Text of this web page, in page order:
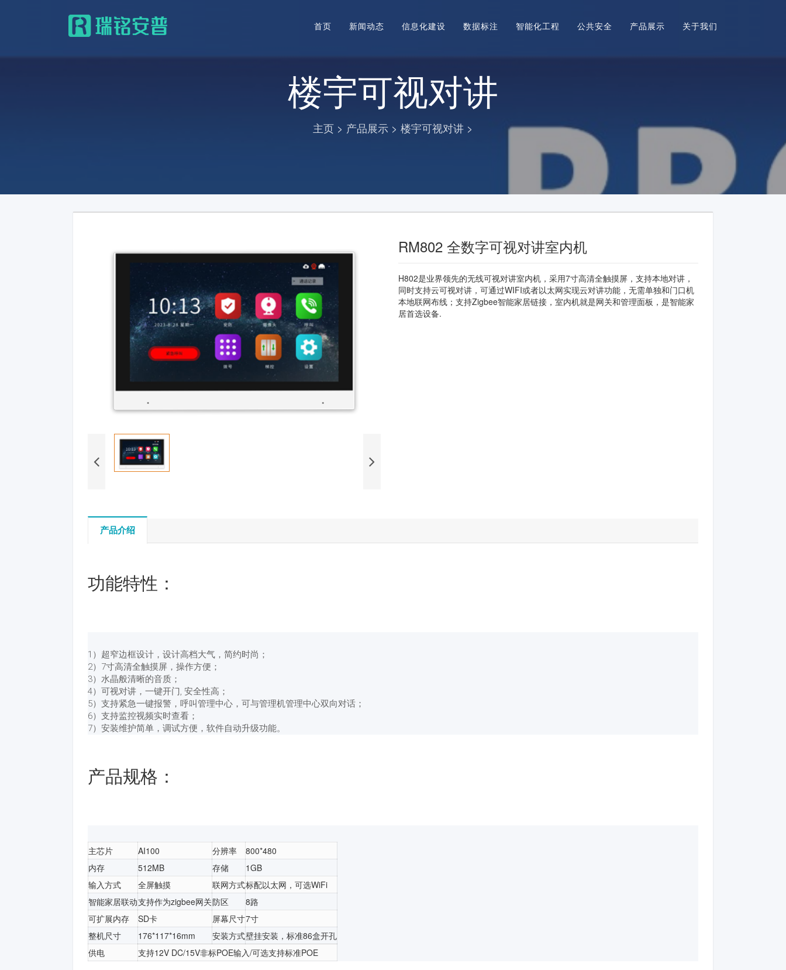
首页 新闻动态 信息化建设 数据标注 智能化工程 公共安全 产品展示 关于我们
楼宇可视对讲
主页 > 产品展示 > 楼宇可视对讲 >
RM802 全数字可视对讲室内机
H802是业界领先的无线可视对讲室内机，采用7寸高清全触摸屏，支持本地对讲，
同时支持云可视对讲，可通过WIFI或者以太网实现云对讲功能，无需单独和门口机
本地联网布线；支持Zigbee智能家居链接，室内机就是网关和管理面板，是智能家
居首选设备.
产品介绍
功能特性：
1）超窄边框设计，设计高档大气，简约时尚；
2）7寸高清全触摸屏，操作方便；
3）水晶般清晰的音质；
4）可视对讲，一键开门, 安全性高；
5）支持紧急一键报警，呼叫管理中心，可与管理机管理中心双向对话；
6）支持监控视频实时查看；
7）安装维护简单，调试方便，软件自动升级功能。
产品规格：
主芯片 AI100 分辨率
800*480
内存
512MB 存储
1GB
输入方式
全屏触摸 联网方式标配以太网，可选WiFi
智能家居联动支持作为zigbee网关防区
8路
可扩展内存
SD卡 屏幕尺寸7寸
整机尺寸
176*117*16mm 安装方式壁挂安装，标准86盒开孔
供电
支持12V DC/15V非标POE输入/可选支持标准POE